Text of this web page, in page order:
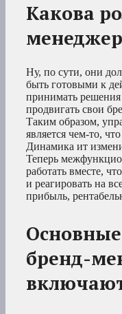
Какова
Ну, по сути, они
быть готовыми к
принимать
продвигать свои
Таким образом,
является чем-то,
Динамика ит
Теперь
работать вместе,
и реагировать на
прибыль,
бренд-